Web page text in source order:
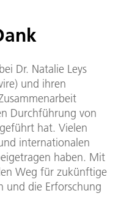
Dr. Natalie Leys
und ihren
Durchführung von
hat. Vielen
internationalen
haben. Mit
Weg für zukünftige
und die Erforschung